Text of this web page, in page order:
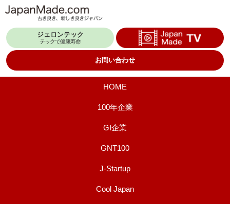
テ
ジェロンテック
テックで健康寿命
お問い合わせ
HOME
100年企業
GI企業
GNT100
J-Startup
Cool Japan